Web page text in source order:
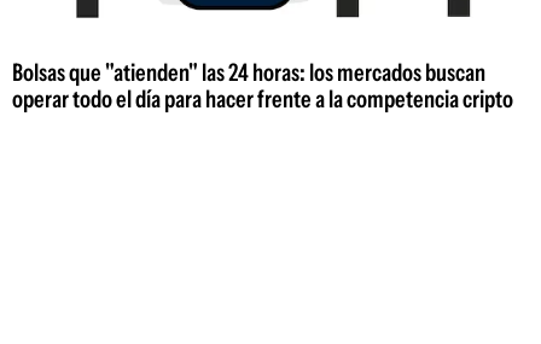
Bolsas que "atienden" las 24 horas: los mercados buscan
operar todo el día para hacer frente a la competencia cripto